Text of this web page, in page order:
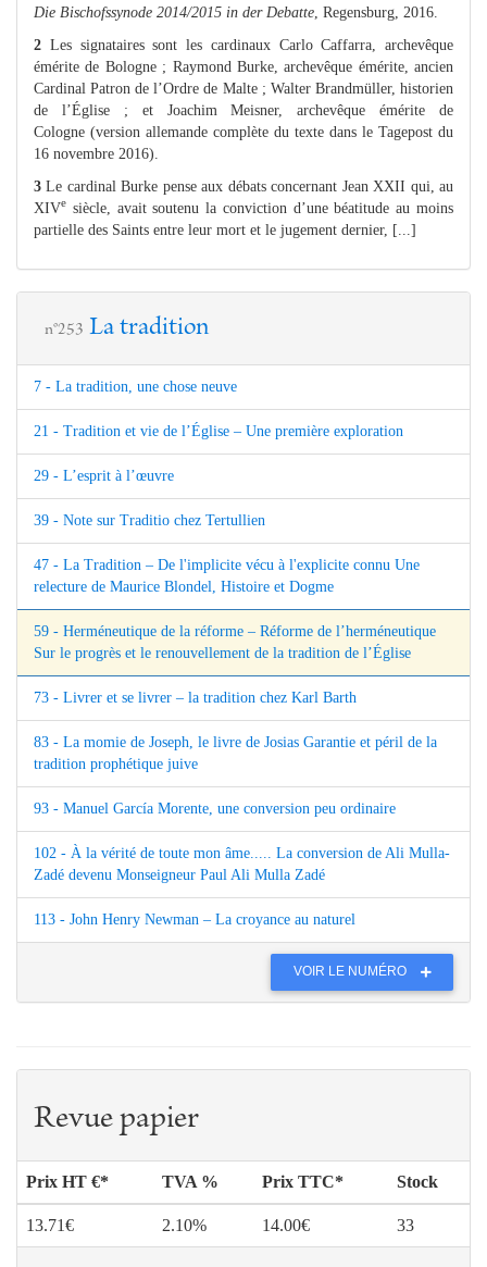
Die Bischofssynode 2014/2015 in der Debatte , Regensburg, 2016.
2 Les signataires sont les cardinaux Carlo Caffarra, archevêque
émérite de Bologne ; Raymond Burke, archevêque émérite, ancien
Cardinal Patron de l’Ordre de Malte ; Walter Brandmüller, historien
de l’Église ; et Joachim Meisner, archevêque émérite de
Cologne (version allemande complète du texte dans le Tagepost du
16 novembre 2016).
3 Le cardinal Burke pense aux débats concernant Jean XXII qui, au
XIVe siècle, avait soutenu la conviction d’une béatitude au moins
partielle des Saints entre leur mort et le jugement dernier, [...]
n°253 La tradition
7 - La tradition, une chose neuve
21 - Tradition et vie de l’Église – Une première exploration
29 - L’esprit à l’œuvre
39 - Note sur Traditio chez Tertullien
47 - La Tradition – De l'implicite vécu à l'explicite connu Une
relecture de Maurice Blondel, Histoire et Dogme
59 - Herméneutique de la réforme – Réforme de l’herméneutique
Sur le progrès et le renouvellement de la tradition de l’Église
73 - Livrer et se livrer – la tradition chez Karl Barth
83 - La momie de Joseph, le livre de Josias Garantie et péril de la
tradition prophétique juive
93 - Manuel García Morente, une conversion peu ordinaire
102 - À la vérité de toute mon âme..... La conversion de Ali Mulla-
Zadé devenu Monseigneur Paul Ali Mulla Zadé
113 - John Henry Newman – La croyance au naturel
VOIR LE NUMÉRO
Revue papier
Prix HT €* TVA % Prix TTC* Stock
13.71€ 2.10% 14.00€ 33